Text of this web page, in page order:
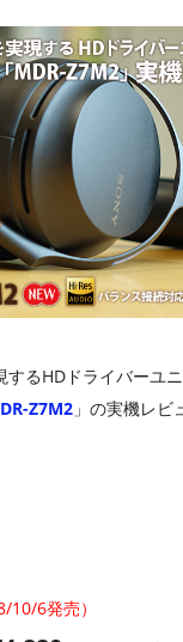
るHDドライバーユニ
Z7M2 」の実機レビ
10/6発売）